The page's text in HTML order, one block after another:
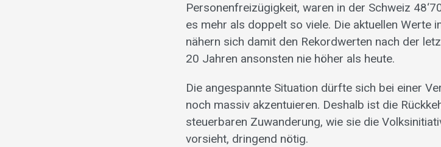
Personenfreizügigkeit, waren in der Schweiz
es mehr als doppelt so viele. Die aktuellen Werte
nähern sich damit den Rekordwerten nach der
20 Jahren ansonsten nie höher als heute.
Die angespannte Situation dürfte sich bei einer
noch massiv akzentuieren. Deshalb ist die
steuerbaren Zuwanderung, wie sie die
vorsieht, dringend nötig.